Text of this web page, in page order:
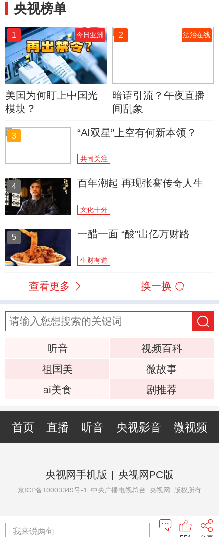
央视榜单
1 今日亚洲
美国为何盯上中国光
模块？
2 法治在线
暗语引流？午夜直播
间乱象
3 “AI双星”上空有何新本领？
共同关注
4 百年潮起 再现张謇传奇人生
文化十分
5 一醋一面 “酸”出亿万财路
生财有道
查看更多 换一换
听音
视频百科
祖国美
微故事
ai美食
剧推荐
首页 直播 听音 央视影音 微视频
央视网手机版 | 央视网PC版
京ICP备10003349号-1 中央广播电视总台 央视网 版权所有
我来说两句